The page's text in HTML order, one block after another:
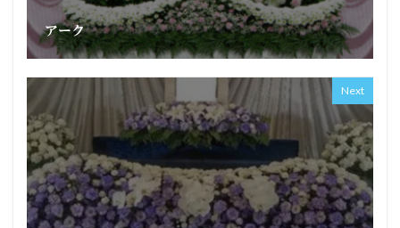
アーク
Next